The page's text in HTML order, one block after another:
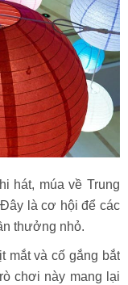
hát, múa về Trung
là cơ hội để các
thưởng nhỏ.
mắt và cố gắng bắt
chơi này mang lại